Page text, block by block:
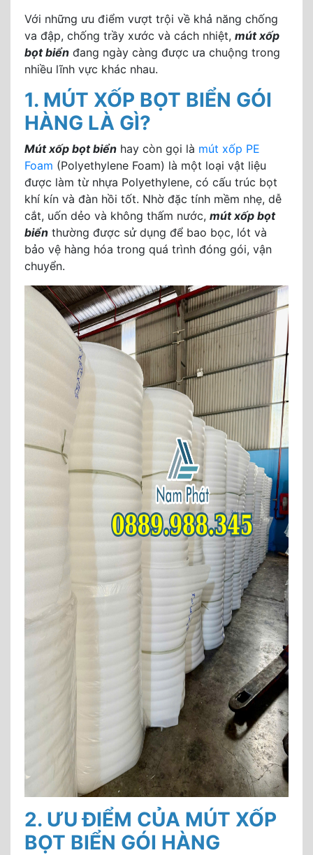
Với những ưu điểm vượt trội về khả năng chống
va đập, chống trầy xước và cách nhiệt, mút xốp
bọt biển đang ngày càng được ưa chuộng trong
nhiều lĩnh vực khác nhau.
1. MÚT XỐP BỌT BIỂN GÓI
HÀNG LÀ GÌ?
Mút xốp bọt biển hay còn gọi là mút xốp PE
Foam (Polyethylene Foam) là một loại vật liệu
được làm từ nhựa Polyethylene, có cấu trúc bọt
khí kín và đàn hồi tốt. Nhờ đặc tính mềm nhẹ, dễ
cắt, uốn dẻo và không thấm nước, mút xốp bọt
biển thường được sử dụng để bao bọc, lót và
bảo vệ hàng hóa trong quá trình đóng gói, vận
chuyển.
2. ƯU ĐIỂM CỦA MÚT XỐP
BỌT BIỂN GÓI HÀNG